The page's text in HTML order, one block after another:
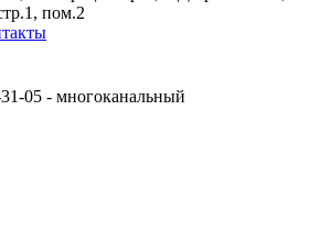
пом.2
05 - многоканальный